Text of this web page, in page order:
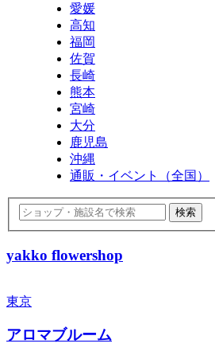
愛媛
高知
福岡
佐賀
長崎
熊本
宮崎
大分
鹿児島
沖縄
通販・イベント（全国）
検索
yakko flowershop
東京
アロマブルーム